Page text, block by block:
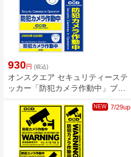
930円 (税込)
オンスクエア セキュリティーステ
ッカー「防犯カメラ作動中」ブル
NEW 7/29up